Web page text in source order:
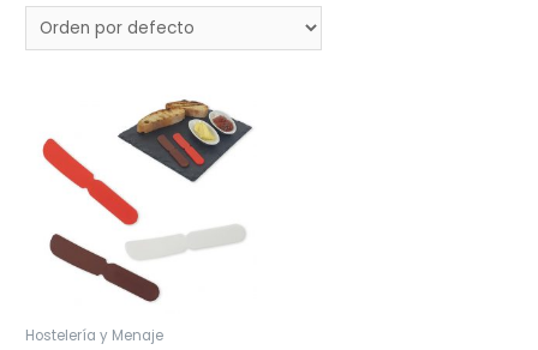
Hostelería y Menaje